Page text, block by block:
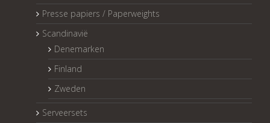
Presse papiers / Paperweights
Scandinavië
Denemarken
Finland
Zweden
Serveersets